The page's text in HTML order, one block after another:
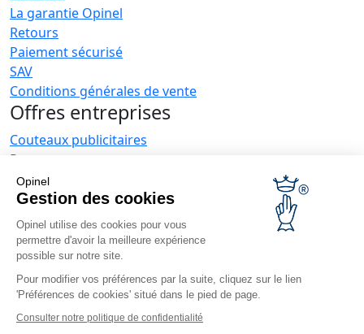
Opinel
Gestion des cookies
Opinel utilise des cookies pour vous
permettre d'avoir la meilleure expérience
possible sur notre site.
Pour modifier vos préférences par la suite, cliquez sur le lien
'Préférences de cookies' situé dans le pied de page.
Consulter notre politique de confidentialité
La garantie Opinel
Retours
Paiement sécurisé
SAV
Conditions générales de vente
Offres entreprises
Couteaux publicitaires
Restaurateurs
Opinel News
Recevoir les actualités
Retrouvez-nous